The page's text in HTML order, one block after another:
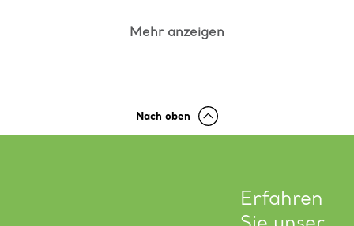
Mehr anzeigen
Nach oben
Erfahren